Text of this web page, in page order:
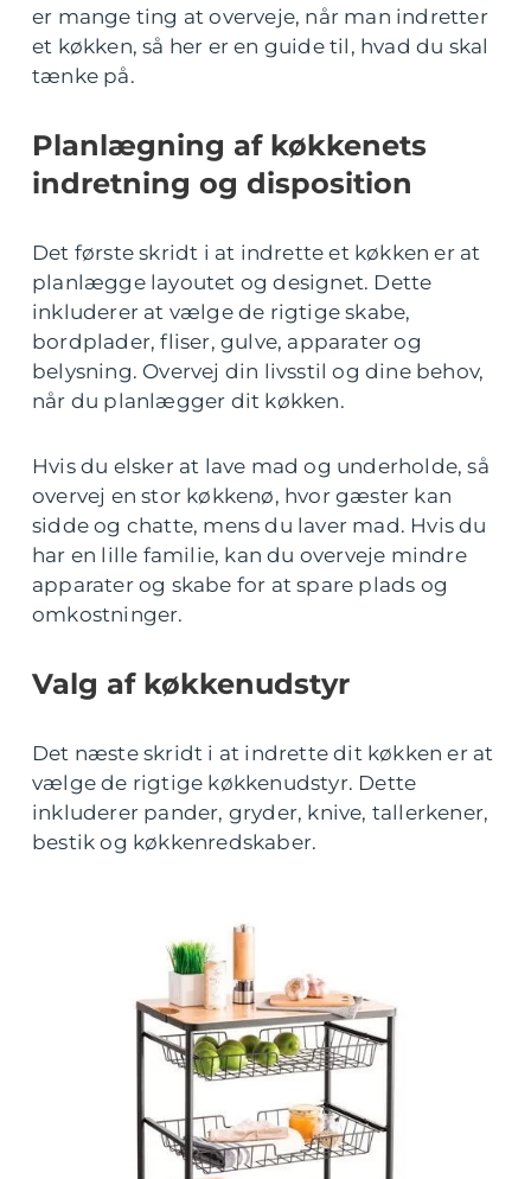
er mange ting at overveje, når man indretter
et køkken, så her er en guide til, hvad du skal
tænke på.
Planlægning af køkkenets
indretning og disposition
Det første skridt i at indrette et køkken er at
planlægge layoutet og designet. Dette
inkluderer at vælge de rigtige skabe,
bordplader, fliser, gulve, apparater og
belysning. Overvej din livsstil og dine behov,
når du planlægger dit køkken.
Hvis du elsker at lave mad og underholde, så
overvej en stor køkkenø, hvor gæster kan
sidde og chatte, mens du laver mad. Hvis du
har en lille familie, kan du overveje mindre
apparater og skabe for at spare plads og
omkostninger.
Valg af køkkenudstyr
Det næste skridt i at indrette dit køkken er at
vælge de rigtige køkkenudstyr. Dette
inkluderer pander, gryder, knive, tallerkener,
bestik og køkkenredskaber.